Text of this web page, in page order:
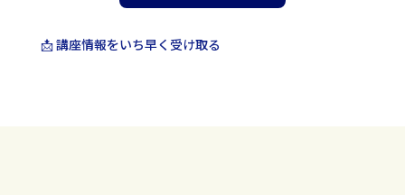
📩 講座情報をいち早く受け取る